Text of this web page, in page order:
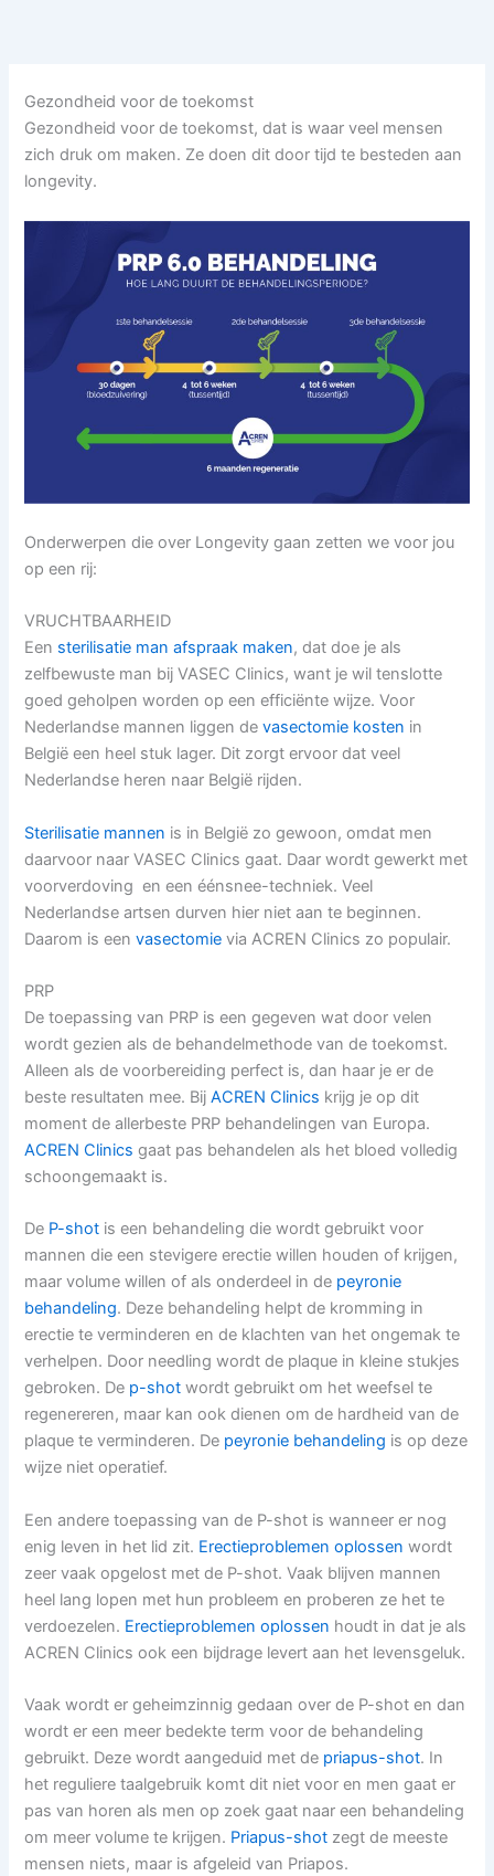
inhoud
Gezondheid voor de toekomst
Gezondheid voor de toekomst, dat is waar veel mensen
zich druk om maken. Ze doen dit door tijd te besteden aan
longevity.
Onderwerpen die over Longevity gaan zetten we voor jou
op een rij:
VRUCHTBAARHEID
Een sterilisatie man afspraak maken, dat doe je als
zelfbewuste man bij VASEC Clinics, want je wil tenslotte
goed geholpen worden op een efficiënte wijze. Voor
Nederlandse mannen liggen devasectomie kosten in
België een heel stuk lager. Dit zorgt ervoor dat veel
Nederlandse heren naar België rijden.
Sterilisatie mannen is in België zo gewoon, omdat men
daarvoor naar VASEC Clinics gaat. Daar wordt gewerkt met
voorverdoving en een éénsnee-techniek. Veel
Nederlandse artsen durven hier niet aan te beginnen.
Daarom is eenvasectomie via ACREN Clinics zo populair.
PRP
De toepassing van PRP is een gegeven wat door velen
wordt gezien als de behandelmethode van de toekomst.
Alleen als de voorbereiding perfect is, dan haar je er de
beste resultaten mee. BijACREN Clinics krijg je op dit
moment de allerbeste PRP behandelingen van Europa.
ACREN Clinics gaat pas behandelen als het bloed volledig
schoongemaakt is.
De P-shot is een behandeling die wordt gebruikt voor
mannen die een stevigere erectie willen houden of krijgen,
maar volume willen of als onderdeel in de peyronie
behandeling. Deze behandeling helpt de kromming in
erectie te verminderen en de klachten van het ongemak te
verhelpen. Door needling wordt de plaque in kleine stukjes
gebroken. De p-shot wordt gebruikt om het weefsel te
regenereren, maar kan ook dienen om de hardheid van de
plaque te verminderen. De peyronie behandeling is op deze
wijze niet operatief.
Een andere toepassing van de P-shot is wanneer er nog
enig leven in het lid zit. Erectieproblemen oplossen wordt
zeer vaak opgelost met de P-shot. Vaak blijven mannen
heel lang lopen met hun probleem en proberen ze het te
verdoezelen. Erectieproblemen oplossen houdt in dat je als
ACREN Clinics ook een bijdrage levert aan het levensgeluk.
Vaak wordt er geheimzinnig gedaan over de P-shot en dan
wordt er een meer bedekte term voor de behandeling
gebruikt. Deze wordt aangeduid met de priapus-shot. In
het reguliere taalgebruik komt dit niet voor en men gaat er
pas van horen als men op zoek gaat naar een behandeling
om meer volume te krijgen. Priapus-shot zegt de meeste
mensen niets, maar is afgeleid van Priapos.